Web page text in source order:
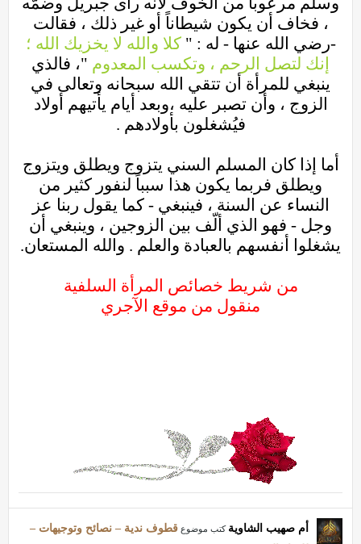
، فخاف أن يكون شيطاناً أو غير ذلك ، فقالت
-رضي الله عنها - له : "كلا والله لا يخزيك الله ؛
إنك لتصل الرحم ، وتكسب المعدوم "، فالذي
ينبغي للمرأة أن تتقي الله سبحانه وتعالى في
الزوج ، وأن تصبر عليه ،وبعد أيام يأتيهم أولاد
فيُشغلون بأولادهم .
أما إذا كان المسلم السني يتزوج ويطلق ويتزوج
ويطلق فربما يكون هذا سبباً لنفور كثير من
النساء عن السنة ، فينبغي - كما يقول ربنا عز
وجل - فهو الذي ألّف بين الزوجين ، وينبغي أن
يشغلوا أنفسهم بالعبادة والعلم . والله المستعان.
من شريط خصائص المرأة السلفية
منقول من موقع الآجري
أم صهيب الشاوية كتب موضوع قطوف ندية – نصائح وتوجيهات –